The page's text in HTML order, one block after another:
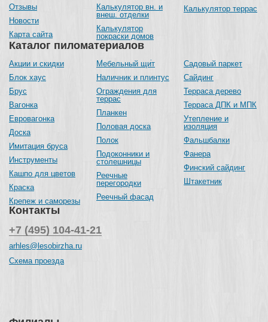
Каталог пиломатериалов
Акции и скидки
Блок хаус
Брус
Вагонка
Евровагонка
Доска
Имитация бруса
Инструменты
Кашпо для цветов
Краска
Крепеж и саморезы
Мебельный щит
Наличник и плинтус
Ограждения для
террас
Планкен
Половая доска
Полок
Подоконники и
столешницы
Реечные
перегородки
Реечный фасад
Садовый паркет
Сайдинг
Терраса дерево
Терраса ДПК и МПК
Утепление и
изоляция
Фальшбалки
Фанера
Финский сайдинг
Штакетник
Отзывы
Новости
Карта сайта
Калькулятор вн. и
внеш. отделки
Калькулятор
покраски домов
Калькулятор террас
Контакты
+7 (495) 104-41-21
arhles@lesobirzha.ru
Схема проезда